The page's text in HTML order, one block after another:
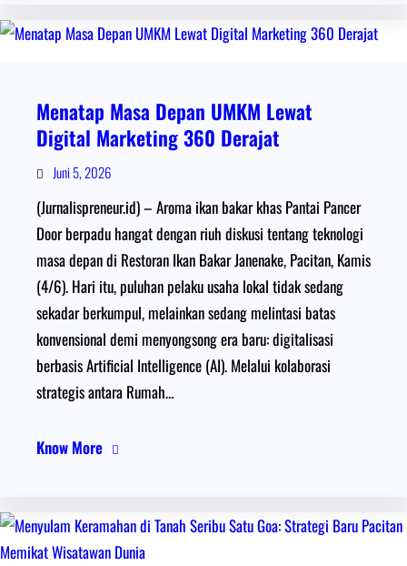
Menatap Masa Depan UMKM Lewat
Digital Marketing 360 Derajat
Juni 5, 2026
(Jurnalispreneur.id) – Aroma ikan bakar khas Pantai Pancer
Door berpadu hangat dengan riuh diskusi tentang teknologi
masa depan di Restoran Ikan Bakar Janenake, Pacitan, Kamis
(4/6). Hari itu, puluhan pelaku usaha lokal tidak sedang
sekadar berkumpul, melainkan sedang melintasi batas
konvensional demi menyongsong era baru: digitalisasi
berbasis Artificial Intelligence (AI). Melalui kolaborasi
strategis antara Rumah…
Know More